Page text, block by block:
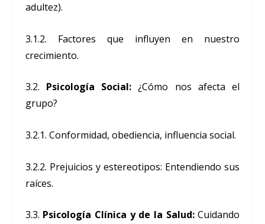
adultez).
3.1.2. Factores que influyen en nuestro
crecimiento.
3.2. Psicología Social: ¿Cómo nos afecta el
grupo?
3.2.1. Conformidad, obediencia, influencia social.
3.2.2. Prejuicios y estereotipos: Entendiendo sus
raíces.
3.3. Psicología Clínica y de la Salud:Cuidando